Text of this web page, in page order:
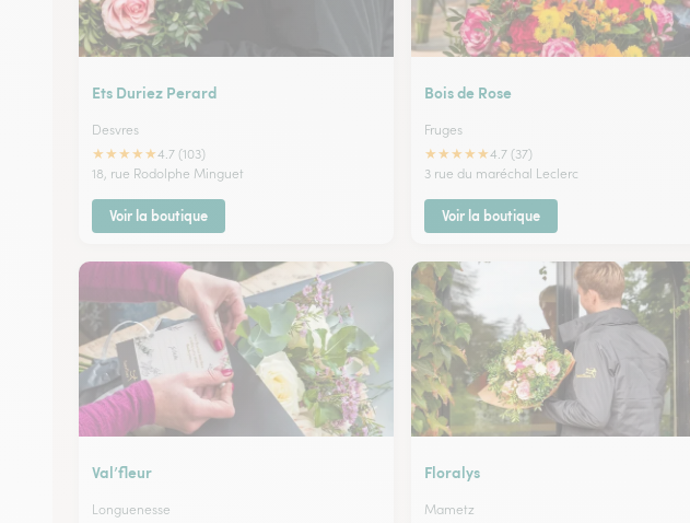
Ets Duriez Perard
Desvres
★★★★★4.7 (103)
18, rue Rodolphe Minguet
Voir la boutique
Bois de Rose
Fruges
★★★★★4.7 (37)
3 rue du maréchal Leclerc
Voir la boutique
Val’fleur
Longuenesse
Floralys
Mametz